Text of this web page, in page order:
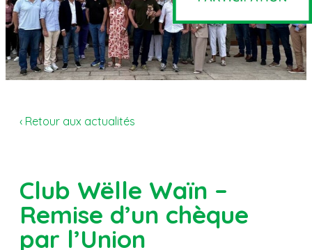
‹ Retour aux actualités
Club Wëlle Waïn –
Remise d’un chèque
par l’Union